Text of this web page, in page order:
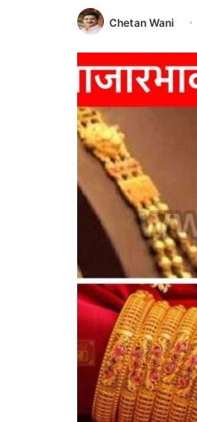
Chetan Wani